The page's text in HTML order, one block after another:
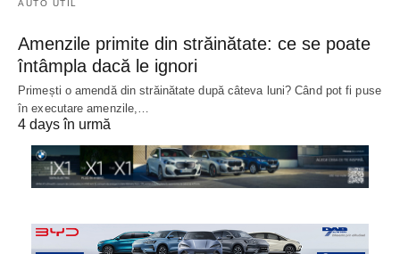
AUTO UTIL
Amenzile primite din străinătate: ce se poate
întâmpla dacă le ignori
Primești o amendă din străinătate după câteva luni? Când pot fi puse
în executare amenzile,…
4 days în urmă